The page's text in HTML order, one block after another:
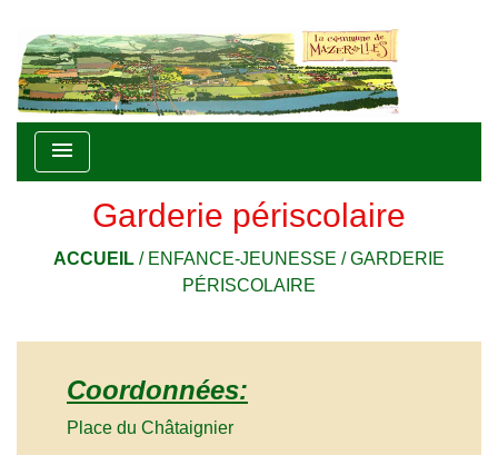
menu
Garderie périscolaire
ACCUEIL / ENFANCE-JEUNESSE /GARDERIE
PÉRISCOLAIRE
Coordonnées:
Place du Châtaignier